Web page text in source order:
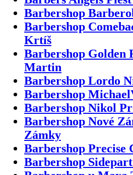
Barbershop
Barbershop
Krtíš
Barbershop Golden
Martin
Barbershop Lordo
Barbershop
Barbershop Nikol
Barbershop Nové
Zámky
Barbershop Precise
Barbershop